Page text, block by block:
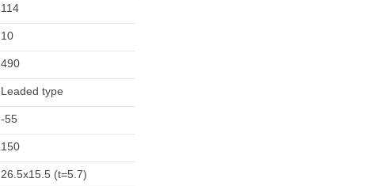
114
10
490
Leaded type
-55
150
26.5x15.5 (t=5.7)